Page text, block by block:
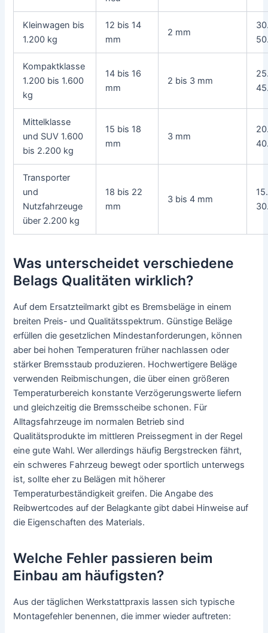
Kleinwagen bis
1.200 kg
12 bis 14
mm
2 mm
Kompaktklasse
1.200 bis 1.600
kg
14 bis 16
mm
2 bis 3 mm
Mittelklasse
und SUV 1.600
bis 2.200 kg
15 bis 18
mm
3 mm
Transporter
und
Nutzfahrzeuge
über 2.200 kg
18 bis 22
mm
3 bis 4 mm
Was unterscheidet verschiedene
Belags Qualitäten wirklich?
Auf dem Ersatzteilmarkt gibt es Bremsbeläge in einem
breiten Preis- und Qualitätsspektrum. Günstige Beläge
erfüllen die gesetzlichen Mindestanforderungen, können
aber bei hohen Temperaturen früher nachlassen oder
stärker Bremsstaub produzieren. Hochwertigere Beläge
verwenden Reibmischungen, die über einen größeren
Temperaturbereich konstante Verzögerungswerte liefern
und gleichzeitig die Bremsscheibe schonen. Für
Alltagsfahrzeuge im normalen Betrieb sind
Qualitätsprodukte im mittleren Preissegment in der Regel
eine gute Wahl. Wer allerdings häufig Bergstrecken fährt,
ein schweres Fahrzeug bewegt oder sportlich unterwegs
ist, sollte eher zu Belägen mit höherer
Temperaturbeständigkeit greifen. Die Angabe des
Reibwertcodes auf der Belagkante gibt dabei Hinweise auf
die Eigenschaften des Materials.
Welche Fehler passieren beim
Einbau am häufigsten?
Aus der täglichen Werkstattpraxis lassen sich typische
Montagefehler benennen, die immer wieder auftreten: